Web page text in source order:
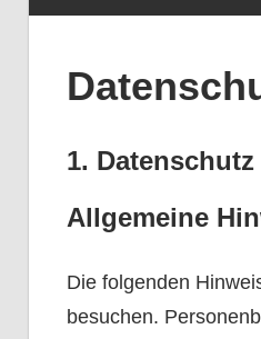
1.
Allgemeine
Die folgenden
besuchen.